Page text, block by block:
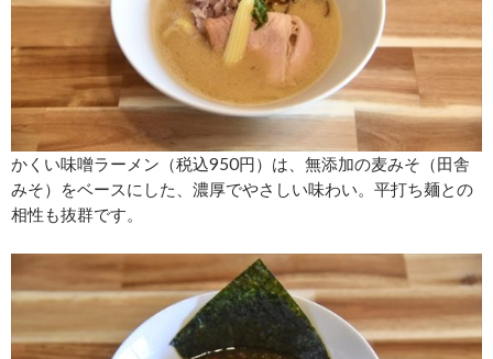
かくい味噌ラーメン（税込950円）は、無添加の麦みそ（田舎
みそ）をベースにした、濃厚でやさしい味わい。平打ち麺との
相性も抜群です。